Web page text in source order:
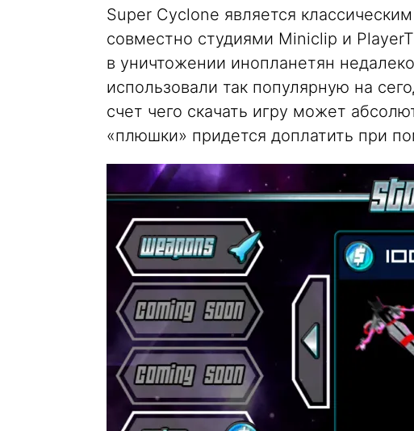
Super Cyclone является
совместно студиями Miniclip и
в уничтожении инопланетян
использовали так популярную на
счет чего скачать игру может
«плюшки» придется доплатить при